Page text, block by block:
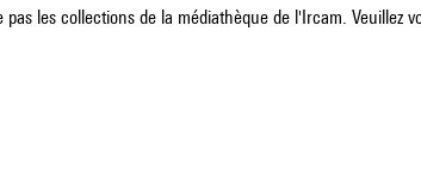
les collections de la médiathèque de l'Ircam. Veuillez